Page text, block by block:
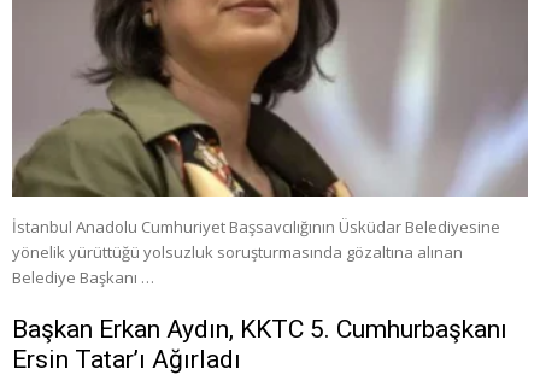
İstanbul Anadolu Cumhuriyet Başsavcılığının Üsküdar Belediyesine
yönelik yürüttüğü yolsuzluk soruşturmasında gözaltına alınan
Belediye Başkanı …
Başkan Erkan Aydın, KKTC 5. Cumhurbaşkanı
Ersin Tatar’ı Ağırladı